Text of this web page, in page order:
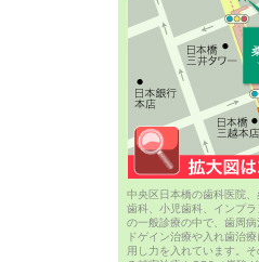
中央区日本橋の歯科医院
歯科、小児歯科、インプ
の一般診療の中で、歯周
ドゲイン治療や入れ歯治
用し力を入れています。